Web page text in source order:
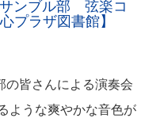
ンブル部 弦楽コ
プラザ図書館】
の皆さんによる演奏会
ような爽やかな音色が